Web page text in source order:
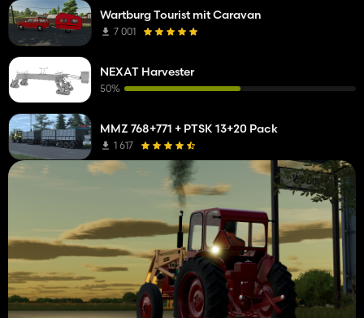
Wartburg Tourist mit Caravan
7 001
NEXAT Harvester
50%
MMZ 768+771 + PTSK 13+20 Pack
1 617